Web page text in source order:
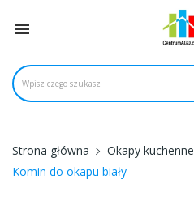

Strona główna Okapy kuchenne
Komin do okapu biały